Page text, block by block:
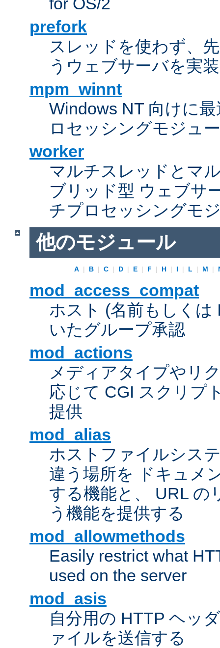
prefork
スレッドを使わず、
うウェブサーバを実装
mpm_winnt
Windows NT 向けに
ロセッシングモジュ
worker
マルチスレッドとマ
ブリッド型 ウェブサ
チプロセッシングモ
他のモジュール
A | B | C | D | E | F | H | I | L | M |
mod_access_compat
ホスト (名前もしくは
いたグループ承認
mod_actions
メディアタイプやリ
応じて CGI スクリプ
提供
mod_alias
ホストファイルシス
違う場所を ドキュメ
する機能と、 URL の
う機能を提供する
mod_allowmethods
Easily restrict what
used on the server
mod_asis
自分用の HTTP ヘッ
ァイルを送信する